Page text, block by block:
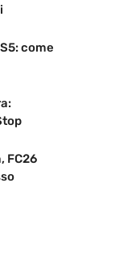
come
FC26